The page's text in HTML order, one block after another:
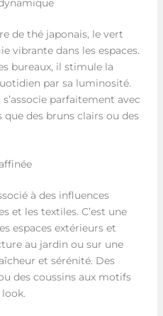
de thé japonais, le vert
vibrante dans les espaces.
bureaux, il stimule la
par sa luminosité.
parfaitement avec
des bruns clairs ou des
à des influences
et les textiles. C’est une
espaces extérieurs et
au jardin ou sur une
et sérénité. Des
des coussins aux motifs